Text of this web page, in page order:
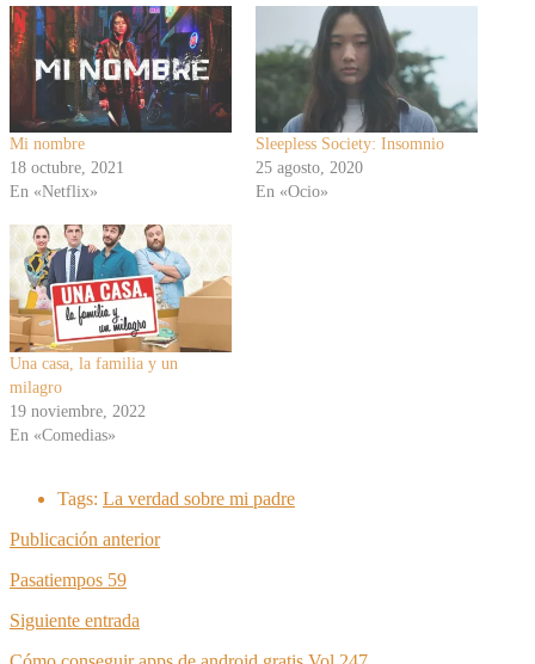
Mi nombre
18 octubre, 2021
En «Netflix»
Sleepless Society: Insomnio
25 agosto, 2020
En «Ocio»
Una casa, la familia y un
milagro
19 noviembre, 2022
En «Comedias»
Tags: La verdad sobre mi padre
Publicación anterior
Pasatiempos 59
Siguiente entrada